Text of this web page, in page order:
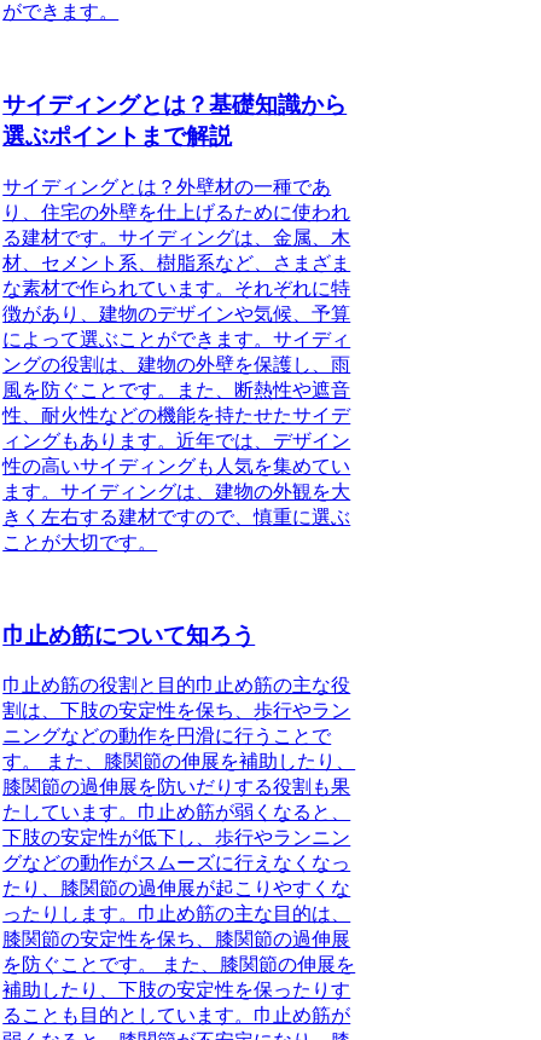
ができます。
サイディングとは？基礎知識から
選ぶポイントまで解説
サイディングとは？外壁材の一種であ
り、住宅の外壁を仕上げるために使われ
る建材です。サイディングは、金属、木
材、セメント系、樹脂系など、さまざま
な素材で作られています。それぞれに特
徴があり、建物のデザインや気候、予算
によって選ぶことができます。サイディ
ングの役割は、建物の外壁を保護し、雨
風を防ぐことです。また、断熱性や遮音
性、耐火性などの機能を持たせたサイデ
ィングもあります。近年では、デザイン
性の高いサイディングも人気を集めてい
ます。サイディングは、建物の外観を大
きく左右する建材ですので、慎重に選ぶ
ことが大切です。
巾止め筋について知ろう
巾止め筋の役割と目的巾止め筋の主な役
割は、下肢の安定性を保ち、歩行やラン
ニングなどの動作を円滑に行うことで
す。 また、膝関節の伸展を補助したり、
膝関節の過伸展を防いだりする役割も果
たしています。巾止め筋が弱くなると、
下肢の安定性が低下し、歩行やランニン
グなどの動作がスムーズに行えなくなっ
たり、膝関節の過伸展が起こりやすくな
ったりします。巾止め筋の主な目的は、
膝関節の安定性を保ち、膝関節の過伸展
を防ぐことです。 また、膝関節の伸展を
補助したり、下肢の安定性を保ったりす
ることも目的としています。巾止め筋が